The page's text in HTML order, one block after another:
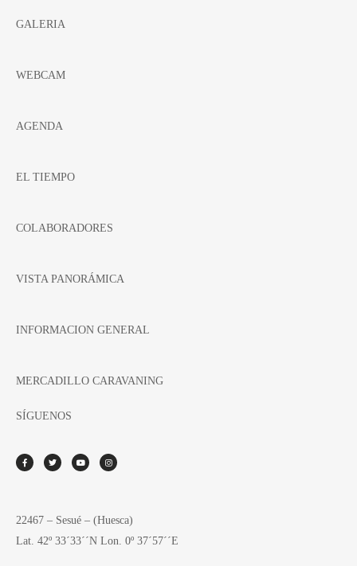
GALERIA
WEBCAM
AGENDA
EL TIEMPO
COLABORADORES
VISTA PANORÁMICA
INFORMACION GENERAL
MERCADILLO CARAVANING
SÍGUENOS
22467 – Sesué – (Huesca)
Lat. 42º 33´33´´N Lon. 0º 37´57´´E